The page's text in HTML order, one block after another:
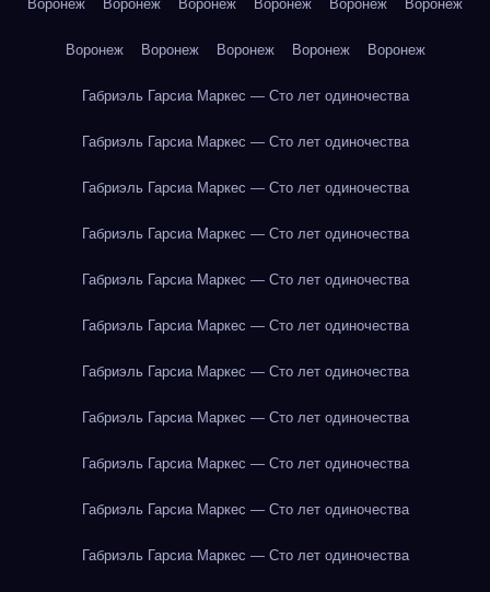
Воронеж Воронеж Воронеж Воронеж Воронеж Воронеж
Воронеж Воронеж Воронеж Воронеж Воронеж
Габриэль Гарсиа Маркес — Сто лет одиночества
Габриэль Гарсиа Маркес — Сто лет одиночества
Габриэль Гарсиа Маркес — Сто лет одиночества
Габриэль Гарсиа Маркес — Сто лет одиночества
Габриэль Гарсиа Маркес — Сто лет одиночества
Габриэль Гарсиа Маркес — Сто лет одиночества
Габриэль Гарсиа Маркес — Сто лет одиночества
Габриэль Гарсиа Маркес — Сто лет одиночества
Габриэль Гарсиа Маркес — Сто лет одиночества
Габриэль Гарсиа Маркес — Сто лет одиночества
Габриэль Гарсиа Маркес — Сто лет одиночества